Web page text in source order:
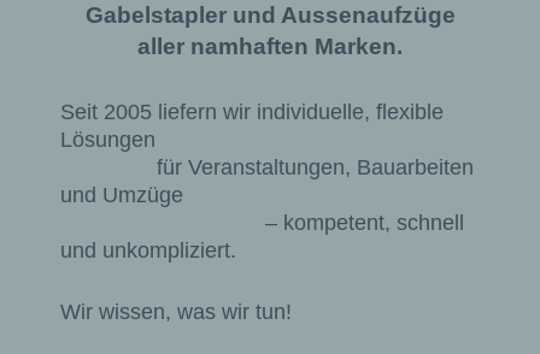
Gabelstapler und Aussenaufzüge
aller namhaften Marken.
Seit 2005 liefern wir individuelle, flexible
Lösungen
für Veranstaltungen, Bauarbeiten
und Umzüge
– kompetent, schnell
und unkompliziert.
Wir wissen, was wir tun!